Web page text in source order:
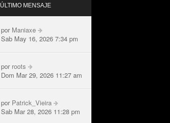
ÚLTIMO MENSAJE
por Maniaxe
Sab May 16, 2026 7:34 pm
por roots
Dom Mar 29, 2026 11:27 am
por Patrick_Vieira
Sab Mar 28, 2026 11:28 pm